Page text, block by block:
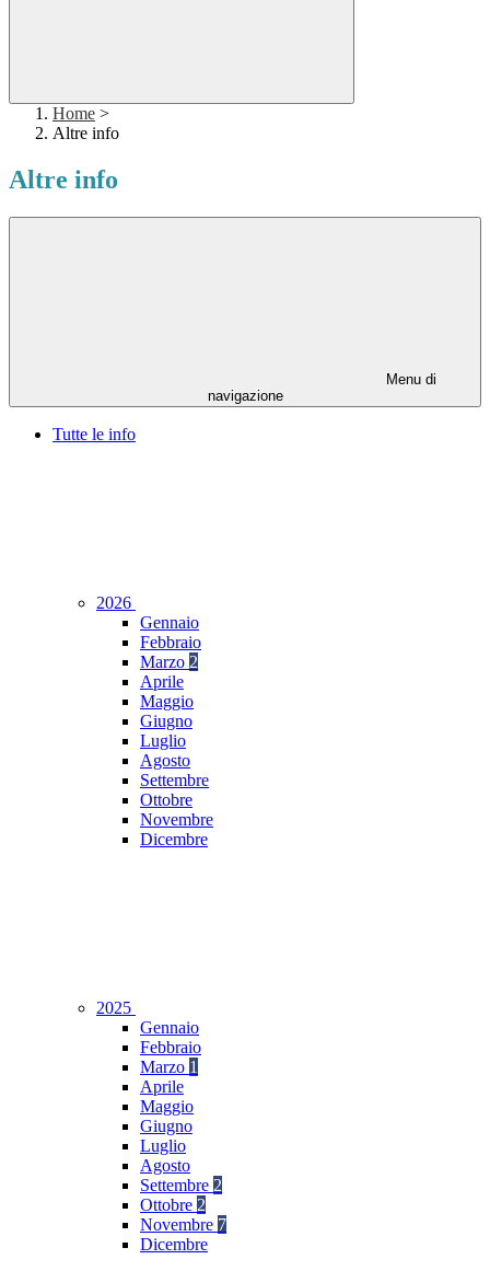
Home >
Altre info
Altre info
Menu di
navigazione
Tutte le info
2026
Gennaio
Febbraio
Marzo 2
Aprile
Maggio
Giugno
Luglio
Agosto
Settembre
Ottobre
Novembre
Dicembre
2025
Gennaio
Febbraio
Marzo 1
Aprile
Maggio
Giugno
Luglio
Agosto
Settembre 2
Ottobre 2
Novembre 7
Dicembre